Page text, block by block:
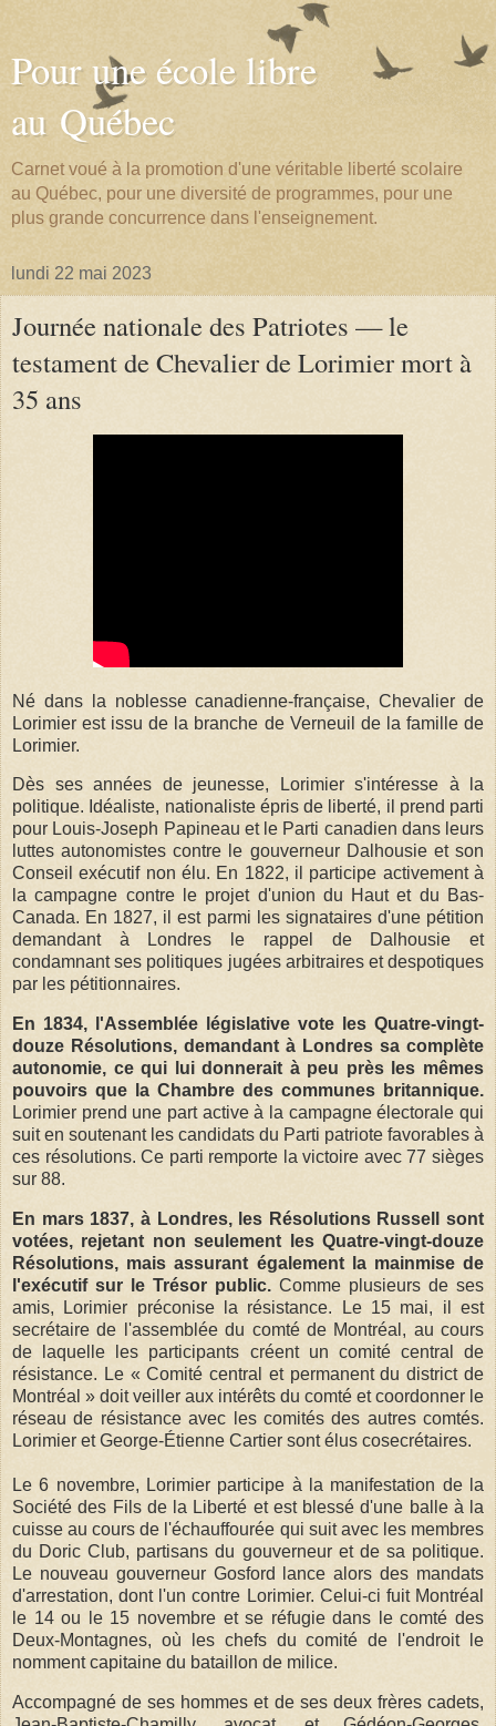
Pour une école libre
au Québec
Carnet voué à la promotion d'une véritable liberté scolaire
au Québec, pour une diversité de programmes, pour une
plus grande concurrence dans l'enseignement.
lundi 22 mai 2023
Journée nationale des Patriotes — le
testament de Chevalier de Lorimier mort à
35 ans
Né dans la noblesse canadienne-française, Chevalier de
Lorimier est issu de la branche de Verneuil de la famille de
Lorimier.
Dès ses années de jeunesse, Lorimier s'intéresse à la
politique. Idéaliste, nationaliste épris de liberté, il prend parti
pour Louis-Joseph Papineau et le Parti canadien dans leurs
luttes autonomistes contre le gouverneur Dalhousie et son
Conseil exécutif non élu. En 1822, il participe activement à
la campagne contre le projet d'union du Haut et du Bas-
Canada. En 1827, il est parmi les signataires d'une pétition
demandant à Londres le rappel de Dalhousie et
condamnant ses politiques jugées arbitraires et despotiques
par les pétitionnaires.
En 1834, l'Assemblée législative vote les Quatre-vingt-
douze Résolutions, demandant à Londres sa complète
autonomie, ce qui lui donnerait à peu près les mêmes
pouvoirs que la Chambre des communes britannique.
Lorimier prend une part active à la campagne électorale qui
suit en soutenant les candidats du Parti patriote favorables à
ces résolutions. Ce parti remporte la victoire avec 77 sièges
sur 88.
En mars 1837, à Londres, les Résolutions Russell sont
votées, rejetant non seulement les Quatre-vingt-douze
Résolutions, mais assurant également la mainmise de
l'exécutif sur le Trésor public. Comme plusieurs de ses
amis, Lorimier préconise la résistance. Le 15 mai, il est
secrétaire de l'assemblée du comté de Montréal, au cours
de laquelle les participants créent un comité central de
résistance. Le « Comité central et permanent du district de
Montréal » doit veiller aux intérêts du comté et coordonner le
réseau de résistance avec les comités des autres comtés.
Lorimier et George-Étienne Cartier sont élus cosecrétaires.
Le 6 novembre, Lorimier participe à la manifestation de la
Société des Fils de la Liberté et est blessé d'une balle à la
cuisse au cours de l'échauffourée qui suit avec les membres
du Doric Club, partisans du gouverneur et de sa politique.
Le nouveau gouverneur Gosford lance alors des mandats
d'arrestation, dont l'un contre Lorimier. Celui-ci fuit Montréal
le 14 ou le 15 novembre et se réfugie dans le comté des
Deux-Montagnes, où les chefs du comité de l'endroit le
nomment capitaine du bataillon de milice.
Accompagné de ses hommes et de ses deux frères cadets,